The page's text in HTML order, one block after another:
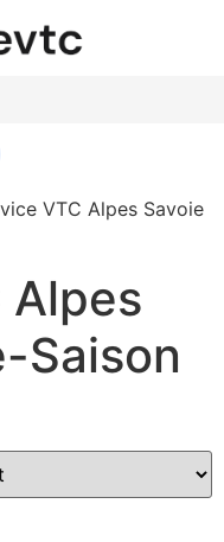
VTC Alpes Savoie
Alpes
Saison